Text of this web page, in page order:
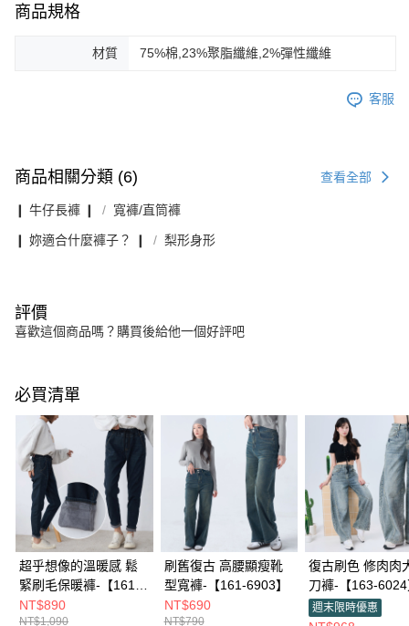
商品規格
材質 75%棉,23%聚脂纖維,2%彈性纖維
客服
商品相關分類 (6) 查看全部
❙ 牛仔長褲 ❙ 寬褲/直筒褲
❙ 妳適合什麼褲子？ ❙ 梨形身形
評價
喜歡這個商品嗎？購買後給他一個好評吧
必買清單
超乎想像的溫暖感 鬆
緊刷毛保暖褲-【161-
7405】
NT$890
NT$1,090
刷舊復古 高腰顯瘦靴
型寬褲-【161-6903】
NT$690
NT$790
復古刷色 修肉肉
刀褲-【163-
週末限時優惠